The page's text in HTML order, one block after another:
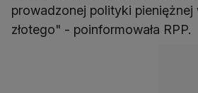
prowadzonej polityki pieniężnej
złotego" - poinformowała RPP.